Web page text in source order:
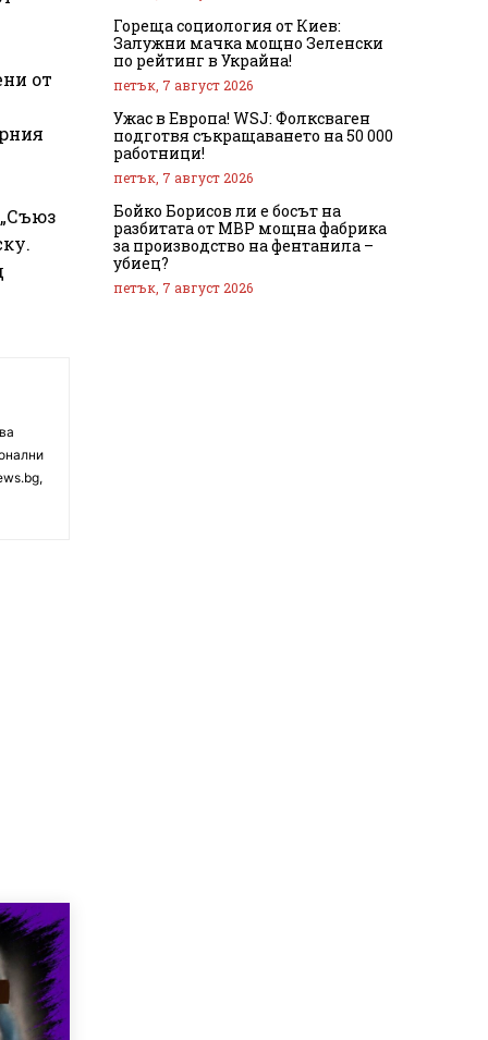
от
Гореща социология от Киев:
Залужни мачка мощно Зеленски
по рейтинг в Украйна!
петък, 7 август 2026
Ужас в Европа! WSJ: Фолксваген
подготвя съкращаването на 50 000
работници!
петък, 7 август 2026
Бойко Борисов ли е босът на
разбитата от МВР мощна фабрика
за производство на фентанила –
убиец?
петък, 7 август 2026